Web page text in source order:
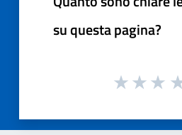
su questa pagina?